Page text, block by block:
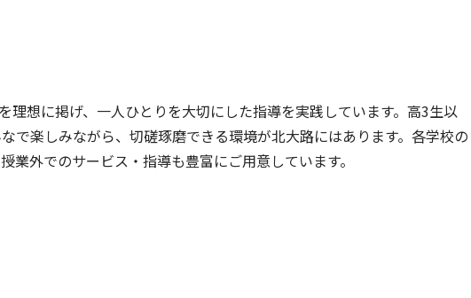
想に掲げ、一人ひとりを大切にした指導を実践しています。高3生以
楽しみながら、切磋琢磨できる環境が北大路にはあります。各学校の
外でのサービス・指導も豊富にご用意しています。